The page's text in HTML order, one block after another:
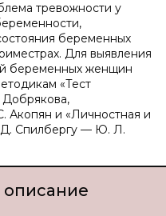
тревожности у
беременных
Для выявления
беременных женщин
«Тест
Акопян и «Личностная и
Д. Спилбергу — Ю. Л.